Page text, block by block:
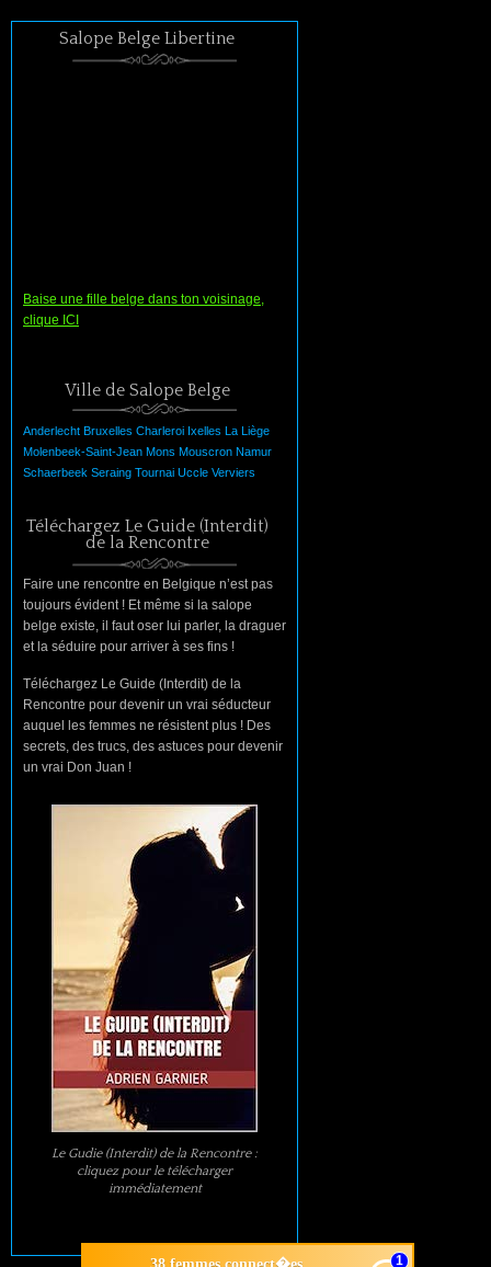
1
Salope Belge Libertine
Baise une fille belge dans ton voisinage,
clique ICI
Ville de Salope Belge
Anderlecht Bruxelles Charleroi Ixelles La
Liège
Molenbeek-Saint-Jean Mons Mouscron Namur
Schaerbeek Seraing Tournai Uccle Verviers
Téléchargez Le Guide (Interdit)
de la Rencontre
Faire une rencontre en Belgique n’est pas
toujours évident ! Et même si la salope
belge existe, il faut oser lui parler, la draguer
et la séduire pour arriver à ses fins !
Téléchargez Le Guide (Interdit) de la
Rencontre pour devenir un vrai séducteur
auquel les femmes ne résistent plus ! Des
secrets, des trucs, des astuces pour devenir
un vrai Don Juan !
Le Gudie (Interdit) de la Rencontre :
cliquez pour le télécharger
immédiatement